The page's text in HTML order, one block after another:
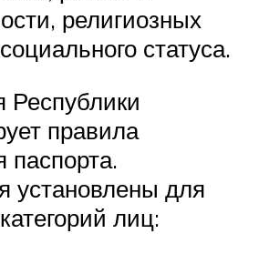
религиозных
статуса.
Республики
правила
установлены для
лиц: